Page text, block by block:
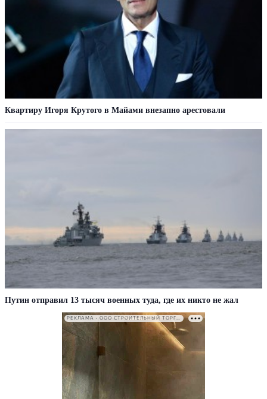
Квартиру Игоря Крутого в Майами внезапно арестовали
Путин отправил 13 тысяч военных туда, где их никто не жал
РЕКЛАМА • ООО СТРОИТЕЛЬНЫЙ ТОРГОВЫЙ ДОМ «ПЕТРОВИЧ». ИНН: 7802348846